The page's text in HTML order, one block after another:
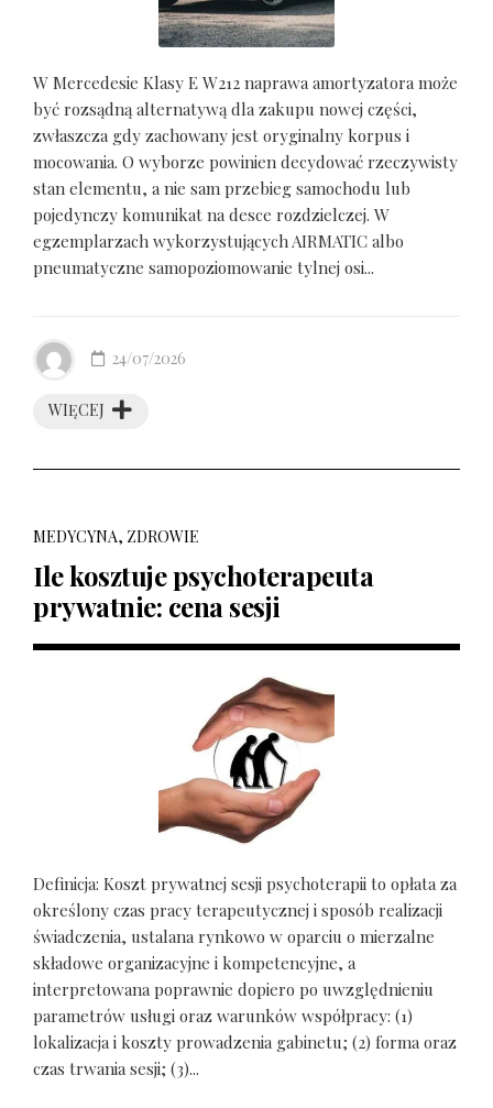
W Mercedesie Klasy E W212 naprawa amortyzatora może
być rozsądną alternatywą dla zakupu nowej części,
zwłaszcza gdy zachowany jest oryginalny korpus i
mocowania. O wyborze powinien decydować rzeczywisty
stan elementu, a nie sam przebieg samochodu lub
pojedynczy komunikat na desce rozdzielczej. W
egzemplarzach wykorzystujących AIRMATIC albo
pneumatyczne samopoziomowanie tylnej osi...
WIĘCEJ
24/07/2026
MEDYCYNA, ZDROWIE
Ile kosztuje psychoterapeuta
prywatnie: cena sesji
Definicja: Koszt prywatnej sesji psychoterapii to opłata za
określony czas pracy terapeutycznej i sposób realizacji
świadczenia, ustalana rynkowo w oparciu o mierzalne
składowe organizacyjne i kompetencyjne, a
interpretowana poprawnie dopiero po uwzględnieniu
parametrów usługi oraz warunków współpracy: (1)
lokalizacja i koszty prowadzenia gabinetu; (2) forma oraz
czas trwania sesji; (3)...